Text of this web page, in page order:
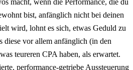
macht, wenn die Performance, die du
bist, anfänglich nicht bei deinen
wird, lohnt es sich, etwas Geduld zu
diese vor allem anfänglich (in den
teureren CPA haben, als erwartet.
performance-getriebe Aussteuerung